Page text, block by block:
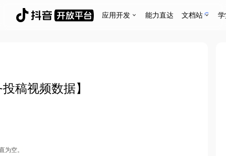
应用开发 能力直达 文档站
稿视频数据】
为空。